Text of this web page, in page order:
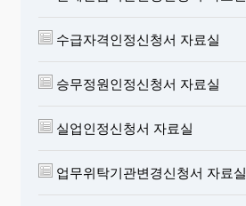
수급자격인정신청서 자료실
승무정원인정신청서 자료실
실업인정신청서 자료실
업무위탁기관변경신청서 자료실